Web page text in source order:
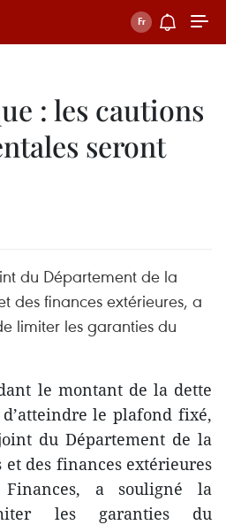
: les cautions
seront
du Département de la
des finances extérieures, a
limiter les garanties du
le montant de la dette
le plafond fixé,
du Département de la
et des finances extérieures
a souligné la
les garanties du